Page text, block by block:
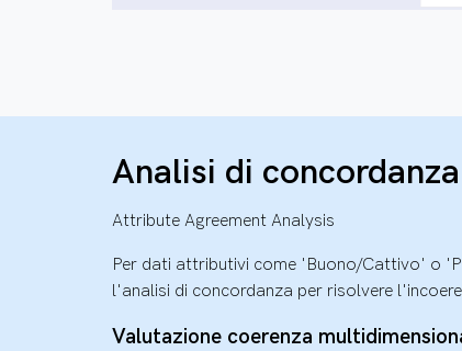
Analisi di
Attribute Agreement Analysis
Per dati attributivi come 'Buono/Cattivo' o
l'analisi di concordanza per risolvere
Valutazione coerenza